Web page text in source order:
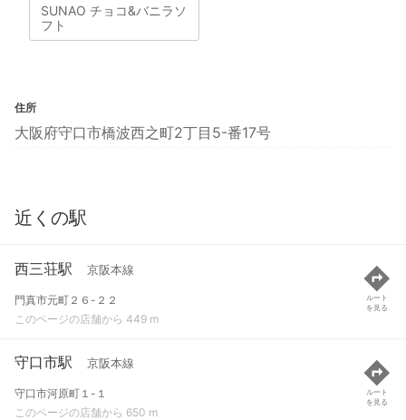
SUNAO チョコ&バニラソ
フト
住所
大阪府守口市橋波西之町2丁目5-番17号
近くの駅
西三荘駅 京阪本線
門真市元町２６-２２
このページの店舗から 449 m
ルート
を見る
守口市駅 京阪本線
守口市河原町１-１
このページの店舗から 650 m
ルート
を見る